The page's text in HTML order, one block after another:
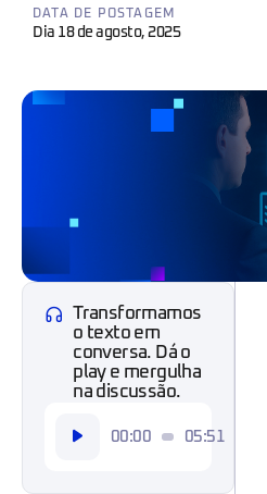
DATA DE POSTAGEM
Dia 18 de agosto, 2025
Transformamos
o texto em
conversa. Dá o
play e mergulha
na discussão.
Tocador00:00 05:51